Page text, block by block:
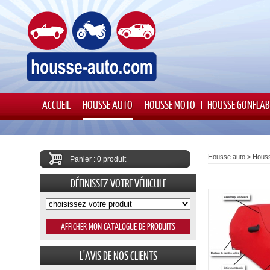
ACCUEIL HOUSSE AUTO HOUSSE MOTO HOUSSE
Housse auto >
Panier : 0 produit
DÉFINISSEZ VOTRE VÉHICULE
L'AVIS DE NOS CLIENTS